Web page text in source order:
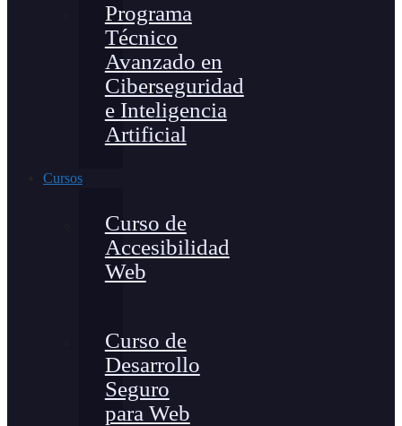
Programa
Técnico
Avanzado en
Ciberseguridad
e Inteligencia
Artificial
Cursos
Curso de
Accesibilidad
Web
Curso de
Desarrollo
Seguro
para Web